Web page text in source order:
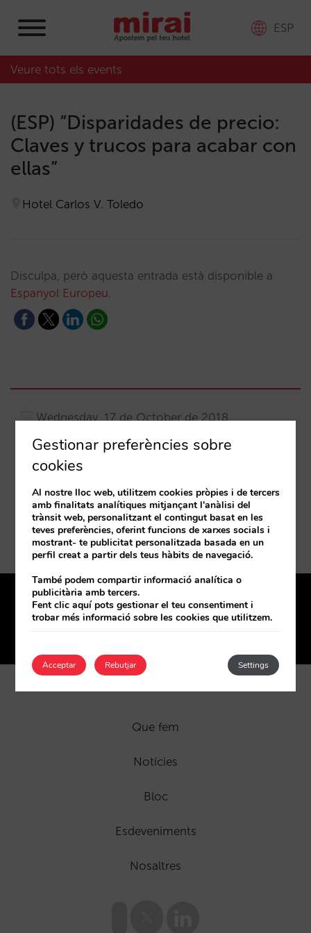
ESP
Veure tots els events
(ESP) “Disparidades de precio:
Claves y trucos para acabar con
ellas”
Hotel Carlos V. Toledo
Disculpa, però aquesta entrada està disponible a
Espanyol Europeu.
Wednesday, 17 de October de 2018
10:30 a 12:30
Plaza Horno de la Magdalena, 4 Toledo 45001
Com arribar-hi
Tenim oficina a prop teu
Que fem
Notícies
Bloc
Esdeveniments
Nosaltres
Gestionar preferències sobre
cookies
Al nostre lloc web, utilitzem cookies pròpies i de tercers
amb finalitats analítiques mitjançant l'anàlisi del
trànsit web, personalitzant el contingut basat en les
teves preferències, oferint funcions de xarxes socials i
mostrant- te publicitat personalitzada basada en un
perfil creat a partir dels teus hàbits de navegació.
També podem compartir informació analítica o
publicitària amb tercers.
Fent clic aquí pots gestionar el teu consentiment i
trobar més informació sobre les cookies que utilitzem.
Acceptar Settings
Rebutjar